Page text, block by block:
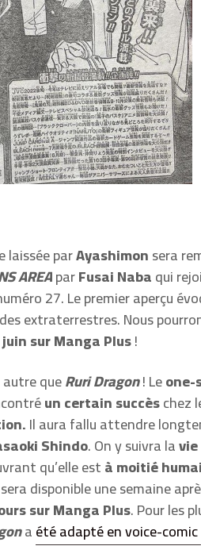
laissée parAyashimonsera
AREAparFusai Nabaqui
27. Le premier aperçu
extraterrestres. Nous
sur Manga Plus!
autre queRuri Dragon! Le
un certain succèschez
Il aura fallu attendre
Shindo. On y suivra lavie
qu’elle està moitié
disponible une semaine
sur Manga Plus. Pour les
aété adapté en voice-comic